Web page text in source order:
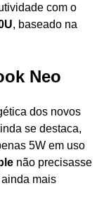
com o
, baseado na
Neo
dos novos
se destaca,
5W em uso
não precisasse
mais